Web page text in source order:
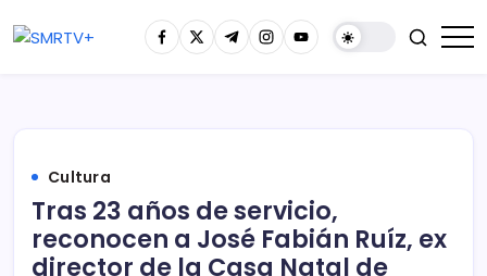
Cultura
Tras 23 años de servicio,
reconocen a José Fabián Ruíz, ex
director de la Casa Natal de